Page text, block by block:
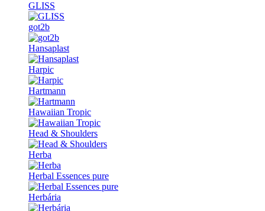
GLISS
got2b
Hansaplast
Harpic
Hartmann
Hawaiian Tropic
Head & Shoulders
Herba
Herbal Essences pure
Herbária